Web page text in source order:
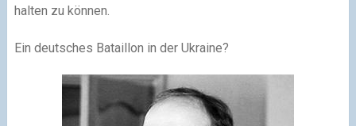
halten zu können.
Ein deutsches Bataillon in der Ukraine?